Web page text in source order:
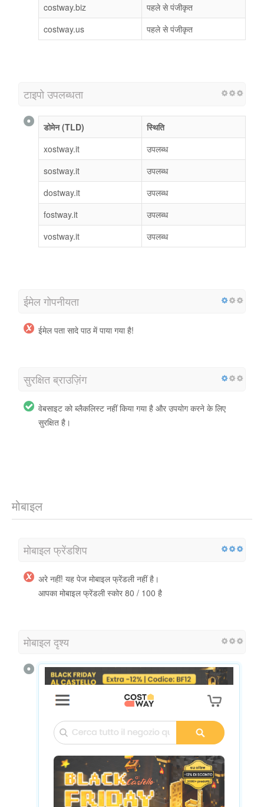
costway.biz
पहले से पंजीकृत
costway.us
पहले से पंजीकृत
टाइपो उपलब्धता
डोमेन (TLD)
स्थिति
xostway.it
उपलब्ध
sostway.it
उपलब्ध
dostway.it
उपलब्ध
fostway.it
उपलब्ध
vostway.it
उपलब्ध
ईमेल गोपनीयता
ईमेल पता सादे पाठ में पाया गया है!
सुरक्षित ब्राउज़िंग
वेबसाइट को ब्लैकलिस्ट नहीं किया गया है और उपयोग करने के लिए
सुरक्षित है।
मोबाइल
मोबाइल फ्रेंडशिप
अरे नहीं! यह पेज मोबाइल फ्रेंडली नहीं है।
आपका मोबाइल फ्रेंडली स्कोर 80 / 100 है
मोबाइल दृश्य